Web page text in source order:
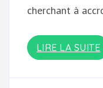
cherchant à
LIRE LA SUITE